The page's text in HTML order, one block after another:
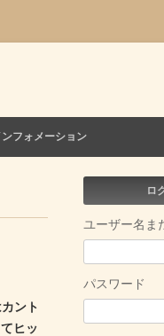
ンフォメーション
ント
ヒッ
ロ
ユーザー名ま
パスワード